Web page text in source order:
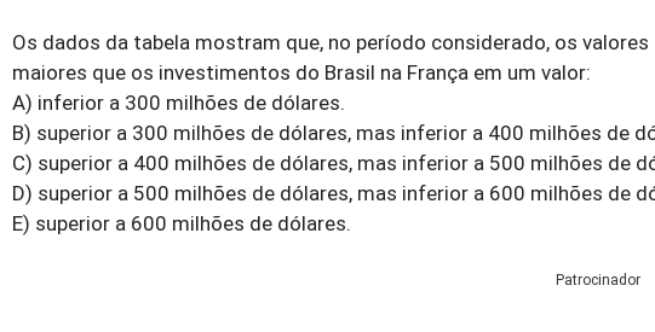
Os dados da tabela mostram que, no período considerado, os
maiores que os investimentos do Brasil na França em um valor:
A) inferior a 300 milhões de dólares.
B) superior a 300 milhões de dólares, mas inferior a 400 milhões de
C) superior a 400 milhões de dólares, mas inferior a 500 milhões de
D) superior a 500 milhões de dólares, mas inferior a 600 milhões de
E) superior a 600 milhões de dólares.
Patrocinador